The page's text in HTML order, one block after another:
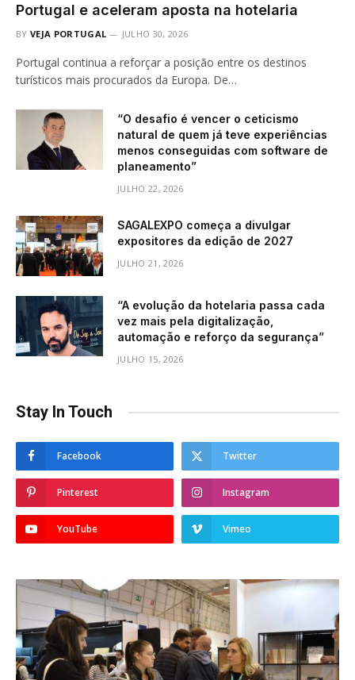
Portugal e aceleram aposta na hotelaria
BY VEJA PORTUGAL JULHO 30, 2026
Portugal continua a reforçar a posição entre os destinos
turísticos mais procurados da Europa. De…
“O desafio é vencer o ceticismo
natural de quem já teve experiências
menos conseguidas com software de
planeamento”
JULHO 22, 2026
SAGALEXPO começa a divulgar
expositores da edição de 2027
JULHO 21, 2026
“A evolução da hotelaria passa cada
vez mais pela digitalização,
automação e reforço da segurança”
JULHO 15, 2026
Stay In Touch
Facebook Twitter
Pinterest Instagram
YouTube Vimeo